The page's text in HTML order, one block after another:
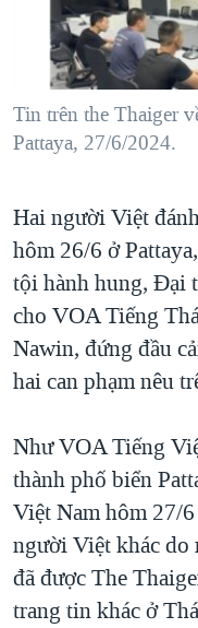
KHOA HỌC
SỨC KHOẺ
VĂN HOÁ
THỂ THAO
GIẢI MÃ VÀNH ĐAI
NGÀY TỊ NẠN THẾ
GROUND ZERO –
CÁC GIÁ TRỊ CỘNG
THƯỢNG ĐỈNH
TRỊNH VĨNH BÌNH
NGƯ DÂN VIỆT VÀ
BÊN KIA QUỐC LỘ:
MẠNG XÃ HỘI
Ngôn ngữ khác
Tin trên the Thaiger
Pattaya, 27/6/2024.
Hai người Việt
hôm 26/6 ở
tội hành hung, Đại
cho VOA Tiếng
Nawin, đứng đầu
hai can phạm nêu
Như VOA Tiếng
thành phố biển
Việt Nam hôm 27/
người Việt khác do
đã được The
trang tin khác ở